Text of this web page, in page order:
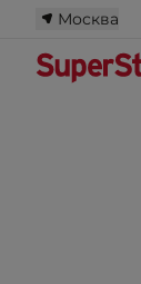
Москва